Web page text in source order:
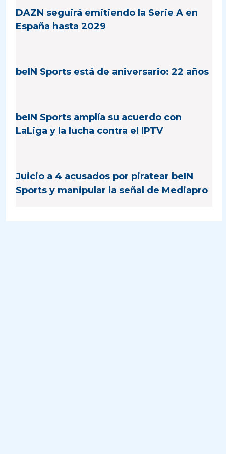
DAZN seguirá emitiendo la Serie A en
España hasta 2029
beIN Sports está de aniversario: 22 años
beIN Sports amplía su acuerdo con
LaLiga y la lucha contra el IPTV
Juicio a 4 acusados por piratear beIN
Sports y manipular la señal de Mediapro